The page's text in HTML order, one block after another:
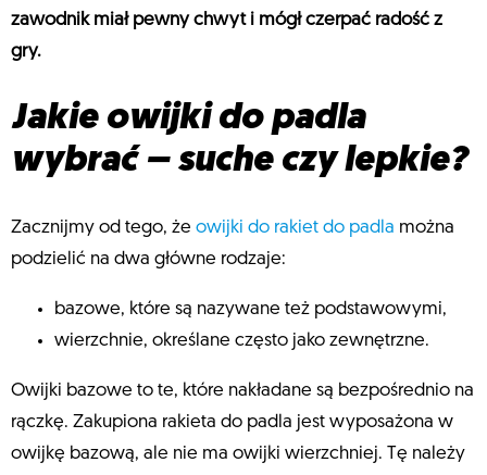
zawodnik miał pewny chwyt i mógł czerpać radość z
gry.
Jakie owijki do padla
wybrać – suche czy lepkie?
Zacznijmy od tego, że owijki do rakiet do padla można
podzielić na dwa główne rodzaje:
bazowe, które są nazywane też podstawowymi,
wierzchnie, określane często jako zewnętrzne.
Owijki bazowe to te, które nakładane są bezpośrednio na
rączkę. Zakupiona rakieta do padla jest wyposażona w
owijkę bazową, ale nie ma owijki wierzchniej. Tę należy